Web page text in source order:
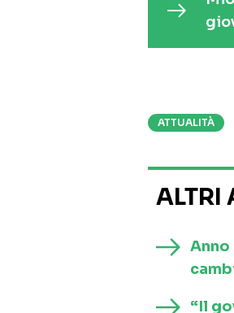
ATTUALITÀ
ALTRI
Anno
“Il